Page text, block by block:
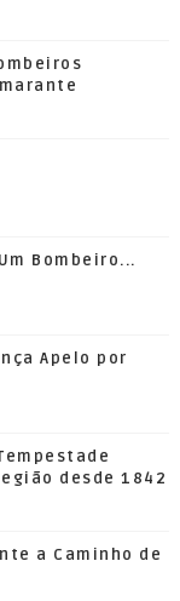
Bombeiro...
Apelo por
desde 1842
a Caminho de